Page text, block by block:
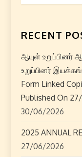
n
a
v
i
g
a
t
RECENT
ஆயுள் உறுப்பினர்
உறுப்பினர்
Form Linked
Published On
30/06/2026
2025 ANNUAL
27/06/2026